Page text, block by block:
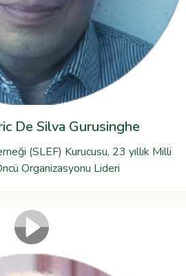
De Silva Gurusinghe
(SLEF) Kurucusu, 23 yıllık Milli
Organizasyonu Lideri